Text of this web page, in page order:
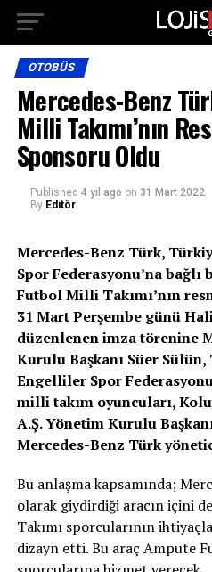
OTOBÜS
Mercedes-Benz
Milli Takımı’nın
Sponsoru Oldu
Published 4 yıl ago on 31 Mart 2022
By Editör
Mercedes-Benz Türk,
Spor Federasyonu’na
Futbol Milli Takımı’nın
31 Mart Perşembe günü
düzenlenen imza törenine
Kurulu Başkanı Süer
Engelliler Spor
milli takım oyuncuları,
A.Ş. Yönetim Kurulu
Mercedes-Benz Türk
Bu anlaşma kapsamında;
olarak giydirdiği aracın içini
Takımı sporcularının
dizayn etti. Bu araç Ampute